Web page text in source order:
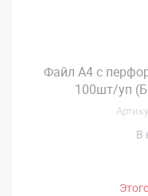
Файл А4 с
100шт/уп
В